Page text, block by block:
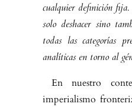
cualquier defi­nición
solo deshacer sino
todas las categorías
analíticas en torno al
En nuestro
imperialismo